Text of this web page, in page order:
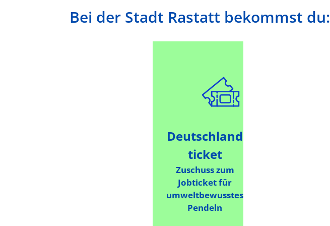
Bei der Stadt Rastatt bekommst du:
Deutschland
ticket
Zuschuss zum
Jobticket für
umweltbewusstes
Pendeln